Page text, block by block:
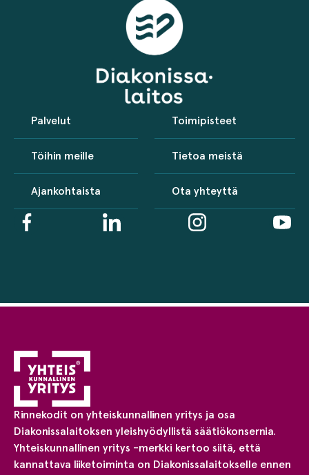
Palvelut Toimipisteet
Töihin meille Tietoa meistä
Ajankohtaista Ota yhteyttä
Rinnekodit on yhteiskunnallinen yritys ja osa
Diakonissalaitoksen yleishyödyllistä säätiökonsernia.
Yhteiskunnallinen yritys -merkki kertoo siitä, että
kannattava liiketoiminta on Diakonissalaitokselle ennen